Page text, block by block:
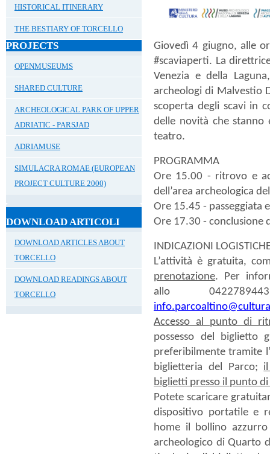
HISTORICAL ITINERARY
THE BESTIARY OF TORCELLO
PROJECTS
OPENMUSEUMS
SHARED CULTURE
ARCHEOLOGICAL PARK OF UPPER
ADRIATIC - PARSJAD
ADRIAMUSE
SIMULACRA ROMAE (EUROPEAN
PROJECT CULTURE 2000)
DOWNLOAD ARTICOLI
DOWNLOAD ARTICLES ABOUT
TORCELLO
DOWNLOAD READINGS ABOUT
TORCELLO
Giovedì 4 giugno, alle
#scaviaperti. La
Venezia e della
archeologi di Malvestio
scoperta degli scavi in
delle novità che stanno
teatro.
PROGRAMMA
Ore 15.00 - ritrovo e
dell’area archeologica
Ore 15.45 - passeggiata
Ore 17.30 - conclusione
INDICAZIONI
L’attività è gratuita,
prenotazione. Per
allo
Accesso al punto di
possesso del biglietto
preferibilmente tramite
biglietteria del Parco;
biglietti presso il punto
Potete scaricare
dispositivo portatile e
home il bollino azzurro
archeologico di Quarto